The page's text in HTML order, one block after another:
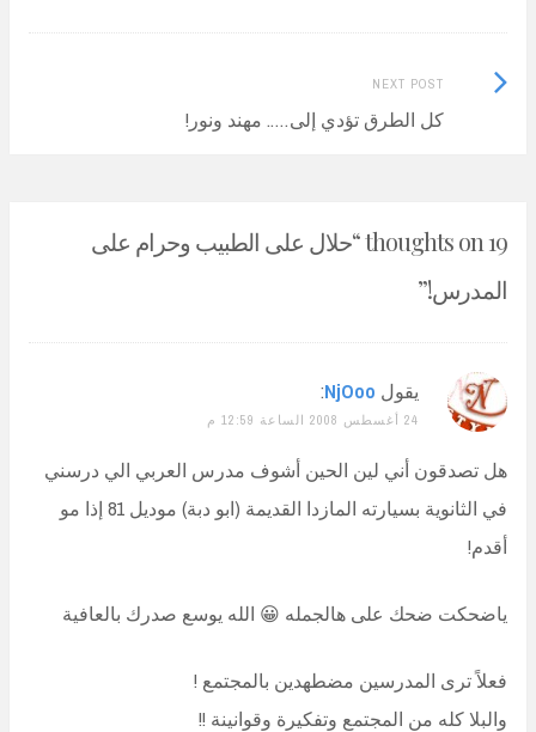
NEXT POST
كل الطرق تؤدي إلى….. مهند ونور!
Next
Post:
19 thoughts on “
حلال على الطبيب وحرام على
المدرس!”
يقول NjOoo
:
24 أغسطس 2008 الساعة 12:59 م
هل تصدقون أني لين الحين أشوف مدرس العربي الي درسني
في الثانوية بسيارته المازدا القديمة (ابو دبة) موديل 81 إذا مو
أقدم!
ياضحكت ضحك على هالجمله 😀 الله يوسع صدرك بالعافية
فعلاً ترى المدرسين مضطهدين بالمجتمع !
والبلا كله من المجتمع وتفكيرة وقوانينة !!